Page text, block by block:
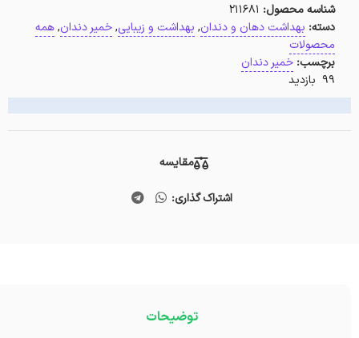
شناسه محصول: 211681
دسته: بهداشت دهان و دندان, بهداشت و زیبایی,خمیر دندان,همه
محصولات
برچسب: خمیر دندان
99 بازدید
مقایسه
اشتراک گذاری:
توضیحات